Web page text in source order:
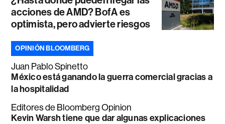
acciones de AMD? BofA es
optimista, pero advierte riesgos
OPINIÓN BLOOMBERG
Juan Pablo Spinetto
México está ganando la guerra comercial gracias a
la hospitalidad
Editores de Bloomberg Opinion
Kevin Warsh tiene que dar algunas explicaciones